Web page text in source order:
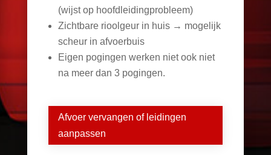
(wijst op hoofdleidingprobleem)
Zichtbare rioolgeur in huis → mogelijk
scheur in afvoerbuis
Eigen pogingen werken niet ook niet
na meer dan 3 pogingen.
Afvoer vervangen of leidingen
aanpassen